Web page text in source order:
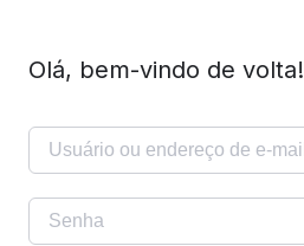
Olá, bem-vindo de volta!